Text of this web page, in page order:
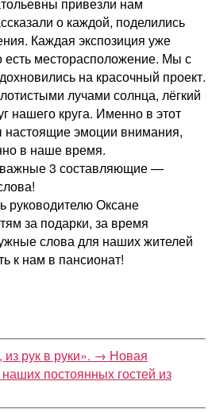
МБУК
Березовского
района,
подразделение
Маганский
СДК.
о каждой, поделились
Каждая экспозиция уже
есть месторасположение. Мы с
на красочный проект.
лучами солнца, лёгкий
нашего круга. Именно в этот
эмоции внимания,
в наше время.
важные 3 составляющие —
руководителю Оксане
за подарки, за время
слова для наших жителей
к нам в пансионат!
рук в руки». → Новая
постоянных гостей из